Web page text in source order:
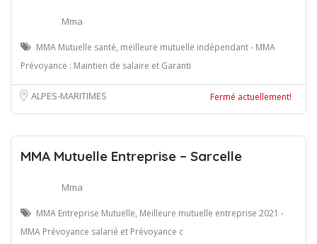
Mma
MMA Mutuelle santé, meilleure mutuelle indépendant - MMA
Prévoyance : Maintien de salaire et Garanti
ALPES-MARITIMES Fermé actuellement!
MMA Mutuelle Entreprise – Sarcelle
Mma
MMA Entreprise Mutuelle, Meilleure mutuelle entreprise 2021 -
MMA Prévoyance salarié et Prévoyance c